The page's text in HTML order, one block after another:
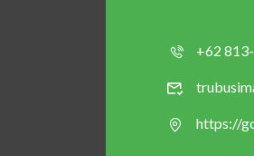
+62
https://